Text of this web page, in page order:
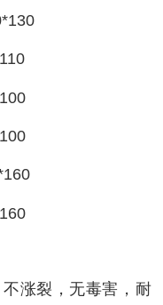
涨裂，无毒害，耐